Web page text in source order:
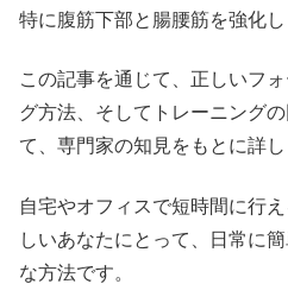
特に腹筋下部と腸腰筋を強化し
この記事を通じて、正しいフ
グ方法、そしてトレーニング
て、専門家の知見をもとに詳し
自宅やオフィスで短時間に行
しいあなたにとって、日常に
な方法です。